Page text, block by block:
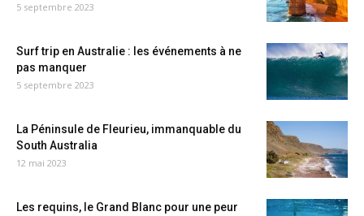
5 septembre 2023
Surf trip en Australie : les événements à ne
pas manquer
5 septembre 2023
La Péninsule de Fleurieu, immanquable du
South Australia
12 mai 2023
Les requins, le Grand Blanc pour une peur